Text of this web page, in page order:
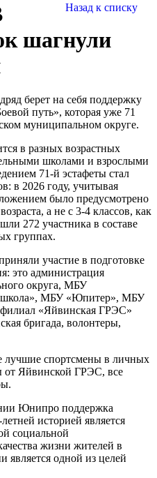
Назад к списку
шагнули
берет на себя поддержку
путь», которая уже 71
муниципальном округе.
в разных возрастных
школами и взрослыми
71-й эстафеты стал
в 2026 году, учитывая
было предусмотрено
а не с 3-4 классов, как
272 участника в составе
группах.
участие в подготовке
это администрация
округа, МБУ
школа», МБУ «Юпитер», МБУ
филиал «Яйвинская ГРЭС»
бригада, волонтеры,
лучшие спортсмены в личных
от Яйвинской ГРЭС, все
Юнипро поддержка
историей является
социальной
жизни жителей в
является одной из целей